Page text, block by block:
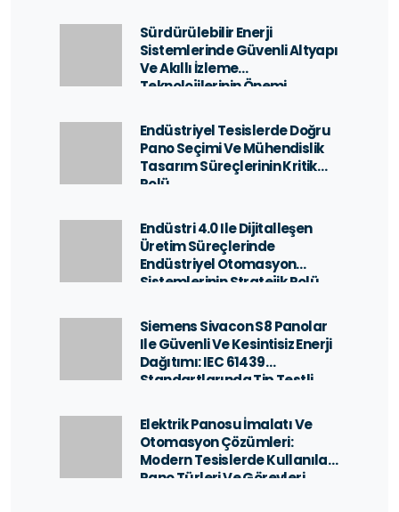
Sürdürülebilir Enerji
Sistemlerinde Güvenli Altyapı
Ve Akıllı İzleme
Teknolojilerinin Önemi
Endüstriyel Tesislerde Doğru
Pano Seçimi Ve Mühendislik
Tasarım Süreçlerinin Kritik
Rolü
Endüstri 4.0 Ile Dijitalleşen
Üretim Süreçlerinde
Endüstriyel Otomasyon
Sistemlerinin Stratejik Rolü
Siemens Sivacon S8 Panolar
Ile Güvenli Ve Kesintisiz Enerji
Dağıtımı: IEC 61439
Standartlarında Tip Testli
Elektrik Panosu İmalatı Ve
Otomasyon Çözümleri:
Modern Tesislerde Kullanılan
Pano Türleri Ve Görevleri